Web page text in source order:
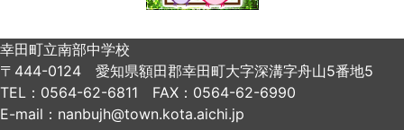
幸田町立南部中学校
〒444-0124 愛知県額田郡幸田町大字深溝字舟山5番地5
TEL：0564-62-6811 FAX：0564-62-6990
E-mail：nanbujh@town.kota.aichi.jp